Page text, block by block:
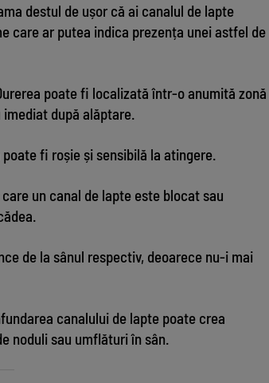
destul de ușor că ai canalul de lapte
care ar putea indica prezența unei astfel de
poate fi localizată într-o anumită zonă
după alăptare.
fi roșie și sensibilă la atingere.
un canal de lapte este blocat sau
de la sânul respectiv, deoarece nu-i mai
canalului de lapte poate crea
noduli sau umflături în sân.